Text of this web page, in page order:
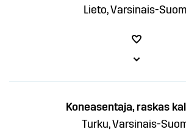
Lieto, Varsinais-
Koneasentaja, raskas
Turku, Varsinais-